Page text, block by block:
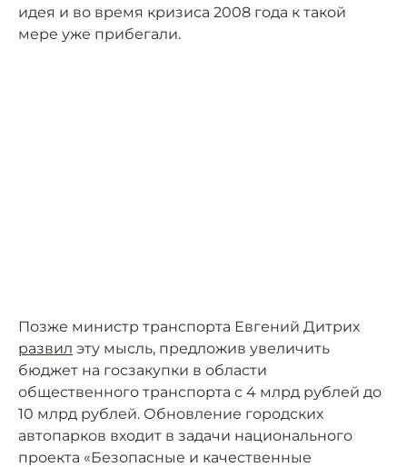
идея и во время кризиса 2008 года к такой
мере уже прибегали.
Позже министр транспорта Евгений Дитрих
развил эту мысль, предложив увеличить
бюджет на госзакупки в области
общественного транспорта с 4 млрд рублей до
10 млрд рублей. Обновление городских
автопарков входит в задачи национального
проекта «Безопасные и качественные